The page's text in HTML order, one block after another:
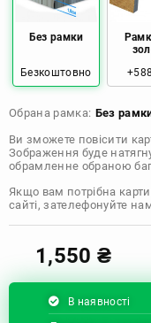
Розмір: 60x60 Ціна:
Розмір: 70x70 Ціна:
Розмір: 80x80 Ціна:
Розмір: 90x90 Ціна:
Розмір: 100x100 Ціна:
Без рамки
Безкоштовно
Обрана рамка: Без
Ви зможете повісити
Зображення буде
обрамленне обраною
Якщо вам потрібна
сайті, зателефонуйте
1,550 ₴
В наявності